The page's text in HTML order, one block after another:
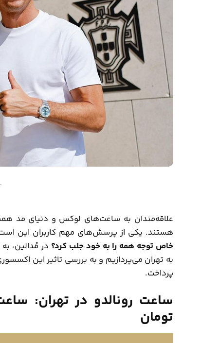
علاقه‌مندان به ساعت‌های لوکس و دنیای مد
هستند. یکی از پرسش‌های مهم کاربران این
خاص توجه همه را به خود جلب کرد؟ درمُدالین،
به تهران می‌پردازیم و به بررسی تاثیر این
پرداخت.
تومان